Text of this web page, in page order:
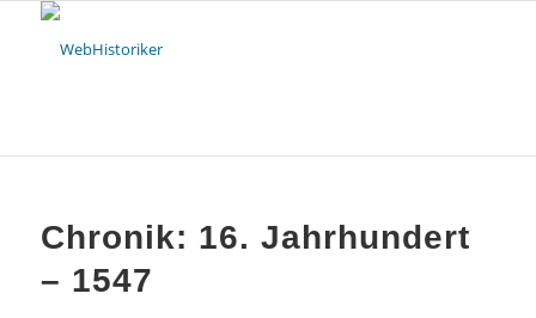
Chronik: 16. Jahrhundert
– 1547